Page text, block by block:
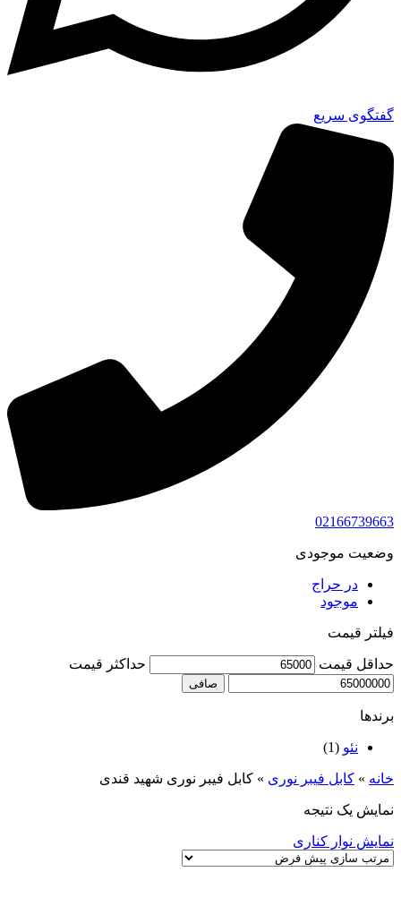
گفتگوی سریع
02166739663
وضعیت موجودی
در حراج
موجود
فیلتر قیمت
حداقل قیمت حداكثر قيمت
صافی
برندها
نئو (1)
خانه » کابل فیبر نوری » کابل فیبر نوری شهید قندی
نمایش یک نتیجه
نمایش نوار کناری